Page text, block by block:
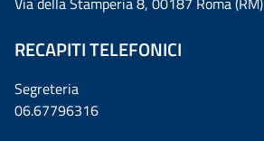
RECAPITI TELEFONICI
Segreteria
06.67796316